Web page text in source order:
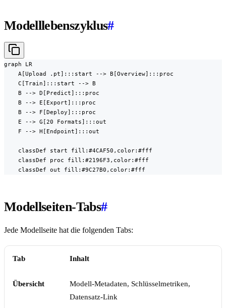
Modelllebenszyklus#
graph LR
    A[Upload .pt]:::start --> B[Overview]:::proc
    C[Train]:::start --> B
    B --> D[Predict]:::proc
    B --> E[Export]:::proc
    B --> F[Deploy]:::proc
    E --> G[20 Formats]:::out
    F --> H[Endpoint]:::out
    classDef start fill:#4CAF50,color:#fff
    classDef proc fill:#2196F3,color:#fff
    classDef out fill:#9C27B0,color:#fff
Modellseiten-Tabs#
Jede Modellseite hat die folgenden Tabs:
Tab Inhalt
Übersicht
Modell-Metadaten, Schlüsselmetriken,
Datensatz-Link